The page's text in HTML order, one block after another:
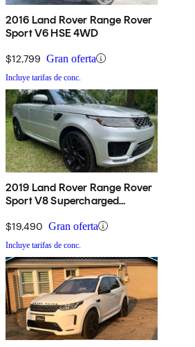
2016 Land Rover Range Rover
Sport V6 HSE 4WD
$12,799 Gran oferta
Incluye tarifas de conc.
2019 Land Rover Range Rover
Sport V8 Supercharged
$19,490 Gran oferta
Incluye tarifas de conc.